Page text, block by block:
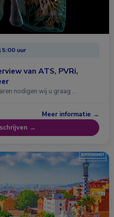
uur
van ATS, PVRi,
nodigen wij u graag …
Meer informatie →
→